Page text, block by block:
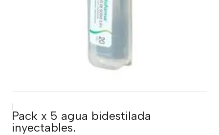
Pack x 5 agua bidestilada
inyectables.